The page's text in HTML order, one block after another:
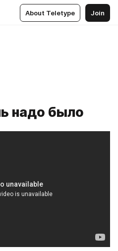
About Teletype Join
надо было